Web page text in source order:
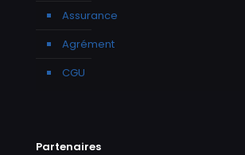
Assurance
Agrément
CGU
Partenaires